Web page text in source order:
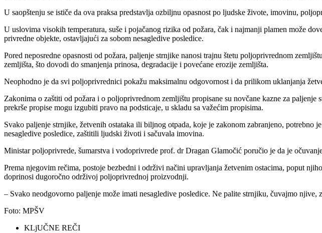
U saopštenju se ističe da ova praksa predstavlja ozbiljnu opasnost po ljudske živote, imovinu,
U uslovima visokih temperatura, suše i pojačanog rizika od požara, čak i najmanji plamen može
privredne objekte, ostavljajući za sobom nesagledive posledice.
Pored neposredne opasnosti od požara, paljenje strnjike nanosi trajnu štetu poljoprivrednom
zemljišta, što dovodi do smanjenja prinosa, degradacije i povećane erozije zemljišta.
Neophodno je da svi poljoprivrednici pokažu maksimalnu odgovornost i da prilikom uklanjanja
Zakonima o zaštiti od požara i o poljoprivrednom zemljištu propisane su novčane kazne za
prekrše propise mogu izgubiti pravo na podsticaje, u skladu sa važećim propisima.
Svako paljenje strnjike, žetvenih ostataka ili biljnog otpada, koje je zakonom zabranjeno,
nesagledive posledice, zaštitili ljudski životi i sačuvala imovina.
Ministar poljoprivrede, šumarstva i vodoprivrede prof. dr Dragan Glamočić poručio je da je
Prema njegovim rečima, postoje bezbedni i održivi načini upravljanja žetvenim ostacima, poput
doprinosi dugoročno održivoj poljoprivrednoj proizvodnji.
– Svako neodgovorno paljenje može imati nesagledive posledice. Ne palite strnjiku, čuvajmo
Foto: MPŠV
KLjUČNE REČI